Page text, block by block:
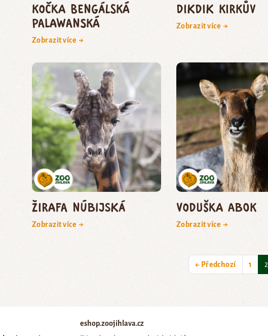
kočka bengálská
palawanská
Zobrazit více →
dikdik Kirkův
Zobrazit více →
žirafa núbijská
Zobrazit více →
voduška abok
Zobrazit více →
← Předchozí 1 2
eshop.zoojihlava.cz